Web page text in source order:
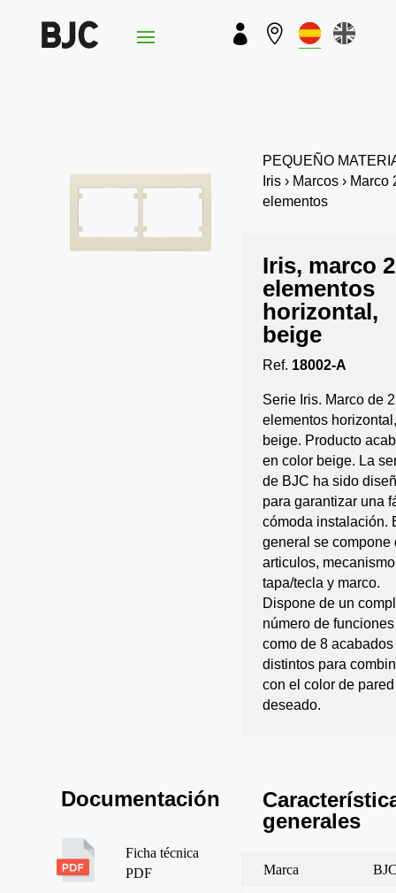
 
PEQUEÑO
Iris › Marcos › Marco
elementos
Iris, marco 2
elementos
horizontal,
beige
Ref. 18002-A
Serie Iris. Marco de 2
elementos horizontal,
beige. Producto
en color beige. La
de BJC ha sido
para garantizar una
cómoda instalación.
general se compone
articulos,
tapa/tecla y marco.
Dispone de un
número de
como de 8 acabados
distintos para
con el color de pared
deseado.
Documentación
Ficha técnica
PDF
generales
Marca